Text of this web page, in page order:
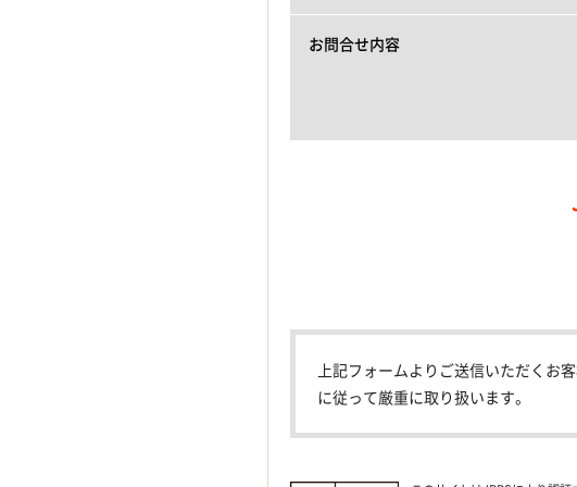
お問合せ内容
上記フォームよりご送信いただくお
に従って厳重に取り扱います。